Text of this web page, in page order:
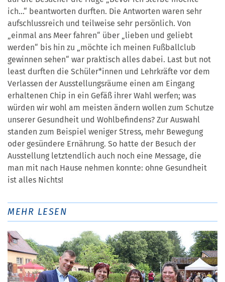
ich...“ beantworten durften. Die Antworten waren sehr
aufschlussreich und teilweise sehr persönlich. Von
„einmal ans Meer fahren“ über „lieben und geliebt
werden“ bis hin zu „möchte ich meinen Fußballclub
gewinnen sehen“ war praktisch alles dabei. Last but not
least durften die Schüler*innen und Lehrkräfte vor dem
Verlassen der Ausstellungsräume einen am Eingang
erhaltenen Chip in ein Gefäß ihrer Wahl werfen; was
würden wir wohl am meisten ändern wollen zum Schutze
unserer Gesundheit und Wohlbefindens? Zur Auswahl
standen zum Beispiel weniger Stress, mehr Bewegung
oder gesündere Ernährung. So hatte der Besuch der
Ausstellung letztendlich auch noch eine Message, die
man mit nach Hause nehmen konnte: ohne Gesundheit
ist alles Nichts!
MEHR LESEN